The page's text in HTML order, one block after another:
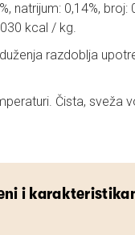
natrijum: 0,14%,
kcal / kg.
razdoblja
Čista, sveža
i